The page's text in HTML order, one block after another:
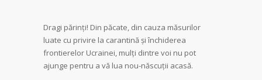
Dragi părinți! Din păcate, din cauza măsurilor
luate cu privire la carantină și închiderea
frontierelor Ucrainei, mulți dintre voi nu pot
ajunge pentru a vă lua nou-născuții acasă.